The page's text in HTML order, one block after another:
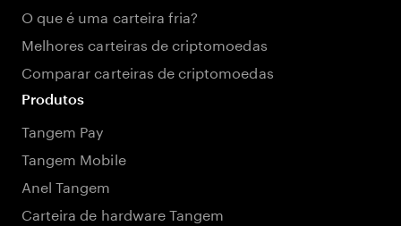
O que é uma carteira fria?
Melhores carteiras de criptomoedas
Comparar carteiras de criptomoedas
Produtos
Tangem Pay
Tangem Mobile
Anel Tangem
Carteira de hardware Tangem